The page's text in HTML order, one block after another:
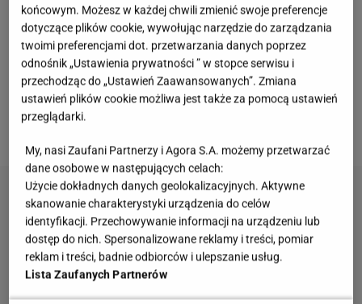
spowalniają proces starzenia, poprawiają kondycję
włosów ipaznokci, wygładzają skórę, leczą trądzik,
egzemę, oparzenia i odmrożenia. Pomagają również
dbać o higienę jamy ustnej - skutecznie walczą z
próchnicą oraz zapobiegają krwawieniu dziąseł,
końcowym. Możesz w każdej chwili zmienić swoje preferencje
dotyczące plików cookie, wywołując narzędzie do zarządzania
twoimi preferencjami dot. przetwarzania danych poprzez
odnośnik „Ustawienia prywatności ” w stopce serwisu i
przechodząc do „Ustawień Zaawansowanych”. Zmiana
ustawień plików cookie możliwa jest także za pomocą ustawień
przeglądarki.
My, nasi Zaufani Partnerzy i Agora S.A. możemy przetwarzać
dane osobowe w następujących celach:
Użycie dokładnych danych geolokalizacyjnych. Aktywne
skanowanie charakterystyki urządzenia do celów
identyfikacji. Przechowywanie informacji na urządzeniu lub
dostęp do nich. Spersonalizowane reklamy i treści, pomiar
reklam i treści, badnie odbiorców i ulepszanie usług.
Lista Zaufanych Partnerów